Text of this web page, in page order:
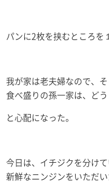
パンに2枚を挟むところを
我が家は老夫婦なので、
食べ盛りの孫一家は、ど
と心配になった。
今日は、イチジクを分け
新鮮なニンジンをいただい